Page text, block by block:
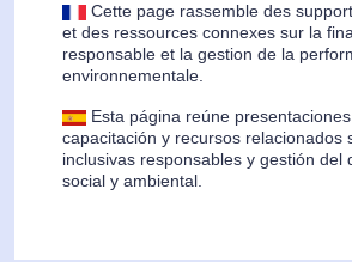
Cette page rassemble des
et des ressources connexes sur la
responsable et la gestion de la
environnementale.
Esta página reúne
capacitación y recursos relacionados
inclusivas responsables y gestión del
social y ambiental.